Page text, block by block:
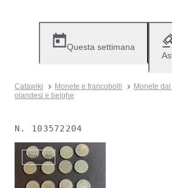
Questa settimana
Catawiki Monete e francobolli Monete
olandesi e belghe
N. 103572204
Venduto